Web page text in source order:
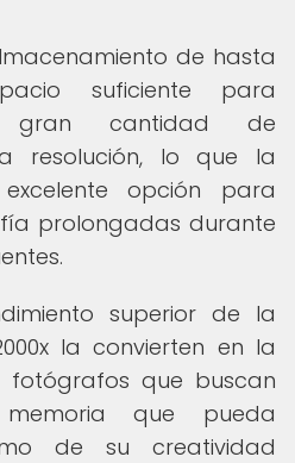
de hasta
suficiente para
gran cantidad de
resolución, lo que la
opción para
prolongadas durante
superior de la
la convierten en la
fotógrafos que buscan
que pueda
de su creatividad